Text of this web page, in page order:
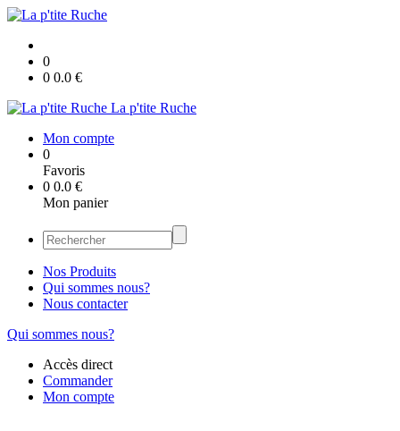
0
0 0.0 €
La p'tite Ruche
Mon compte
0
Favoris
0 0.0 €
Mon panier
Nos Produits
Qui sommes nous?
Nous contacter
Qui sommes nous?
Accès direct
Commander
Mon compte